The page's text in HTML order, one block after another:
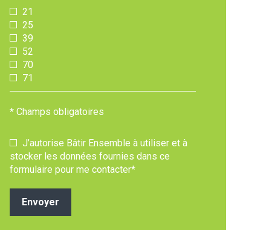
21
25
39
52
70
71
* Champs obligatoires
J’autorise Bâtir Ensemble à utiliser et à
stocker les données fournies dans ce
formulaire pour me contacter*
Envoyer